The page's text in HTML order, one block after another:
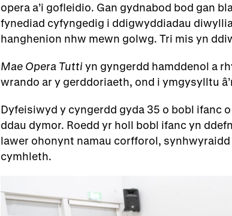
opera a’i gofleidio. Gan gydnabod bod gan
fynediad cyfyngedig i ddigwyddiadau
hanghenion nhw mewn golwg. Tri mis yn
Mae Opera Tutti yn gyngerdd hamddenol a
wrando ar y gerddoriaeth, ond i ymgysylltu
Dyfeisiwyd y cyngerdd gyda 35 o bobl ifanc
ddau dymor. Roedd yr holl bobl ifanc yn
lawer ohonynt namau corfforol,
cymhleth.